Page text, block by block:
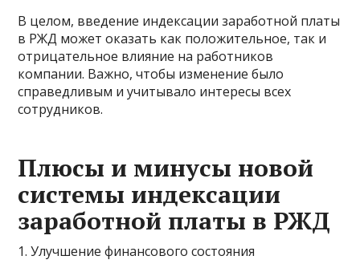
В целом, введение индексации заработной платы
в РЖД может оказать как положительное, так и
отрицательное влияние на работников
компании. Важно, чтобы изменение было
справедливым и учитывало интересы всех
сотрудников.
Плюсы и минусы новой
системы индексации
заработной платы в РЖД
1. Улучшение финансового состояния